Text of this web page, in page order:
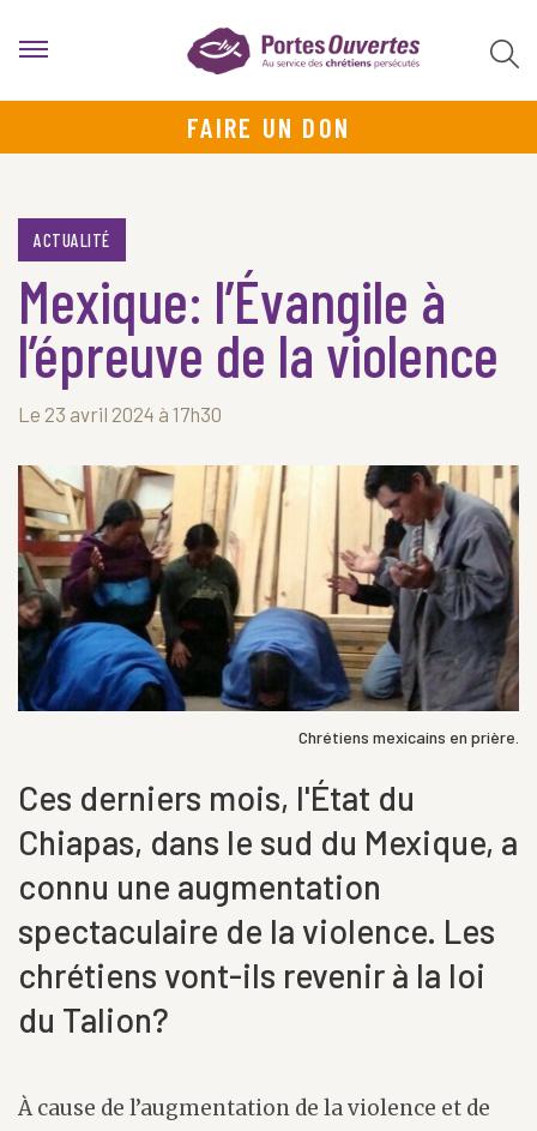
FAIRE UN DON
ACTUALITÉ
Mexique: l’Évangile à
l’épreuve de la violence
Le 23 avril 2024 à 17h30
Chrétiens mexicains en prière.
Ces derniers mois, l'État du
Chiapas, dans le sud du Mexique, a
connu une augmentation
spectaculaire de la violence. Les
chrétiens vont-ils revenir à la loi
du Talion?
À cause de l’augmentation de la violence et de